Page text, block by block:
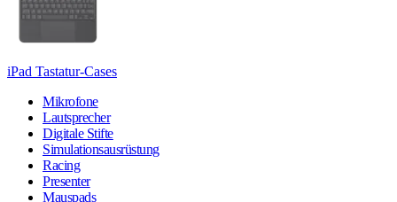
iPad Tastatur-Cases
Mikrofone
Lautsprecher
Digitale Stifte
Simulationsausrüstung
Racing
Presenter
Mauspads